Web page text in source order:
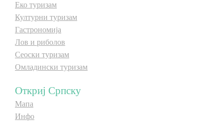
Откриј Српску
Еко туризам
Културни туризам
Гастрономија
Лов и риболов
Сеоски туризам
Омладински туризам
Откриј Српску
Мапа
Инфо